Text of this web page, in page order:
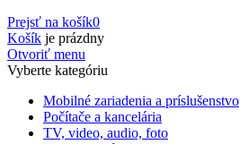
Prejsť na košík0
Košík je prázdny
Otvoriť menu
Vyberte kategóriu
Mobilné zariadenia a príslušenstvo
Počítače a kancelária
TV, video, audio, foto